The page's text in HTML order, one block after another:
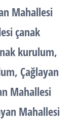
Mahallesi
çanak
kurulum,
, Çağlayan
Mahallesi
Mahallesi